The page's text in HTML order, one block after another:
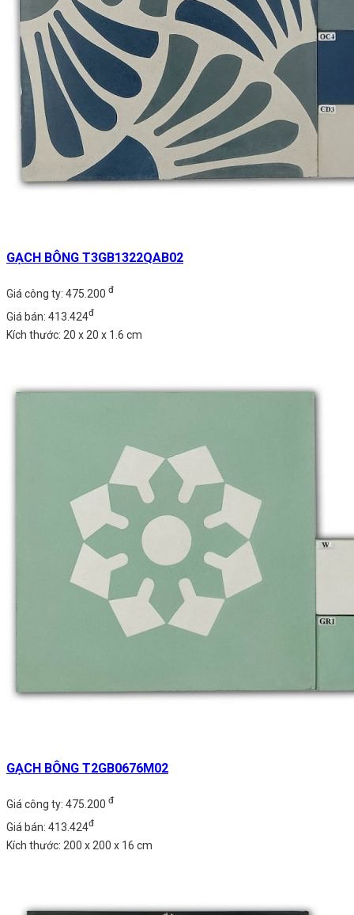
GẠCH BÔNG T3GB1322QAB02
Giá công ty: 475.200 đ
Giá bán: 413.424đ
Kích thước: 20 x 20 x 1.6 cm
GẠCH BÔNG T2GB0676M02
Giá công ty: 475.200 đ
Giá bán: 413.424đ
Kích thước: 200 x 200 x 16 cm